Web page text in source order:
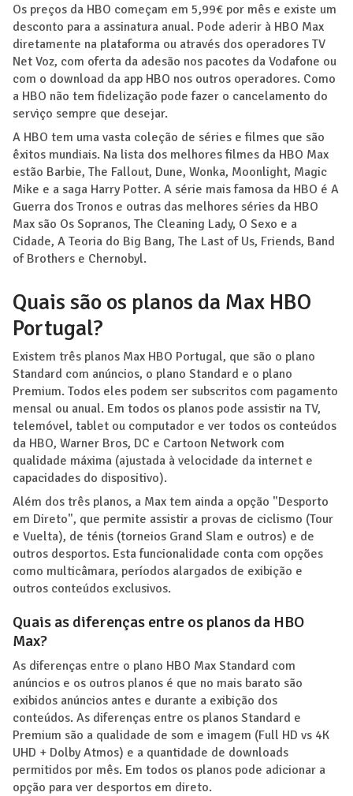
Os preços da HBO começam em 5,99€ por mês e existe um
desconto para a assinatura anual. Pode aderir à HBO Max
diretamente na plataforma ou através dos operadores TV
Net Voz, com oferta da adesão nos pacotes da Vodafone ou
com o download da app HBO nos outros operadores. Como
a HBO não tem fidelização pode fazer o cancelamento do
serviço sempre que desejar.
A HBO tem uma vasta coleção de séries e filmes que são
êxitos mundiais. Na lista dos melhores filmes da HBO Max
estão Barbie, The Fallout, Dune, Wonka, Moonlight, Magic
Mike e a saga Harry Potter. A série mais famosa da HBO é A
Guerra dos Tronos e outras das melhores séries da HBO
Max são Os Sopranos, The Cleaning Lady, O Sexo e a
Cidade, A Teoria do Big Bang, The Last of Us, Friends, Band
of Brothers e Chernobyl.
Quais são os planos da Max HBO
Portugal?
Existem três planos Max HBO Portugal, que são o plano
Standard com anúncios, o plano Standard e o plano
Premium. Todos eles podem ser subscritos com pagamento
mensal ou anual. Em todos os planos pode assistir na TV,
telemóvel, tablet ou computador e ver todos os conteúdos
da HBO, Warner Bros, DC e Cartoon Network com
qualidade máxima (ajustada à velocidade da internet e
capacidades do dispositivo).
Além dos três planos, a Max tem ainda a opção "Desporto
em Direto", que permite assistir a provas de ciclismo (Tour
e Vuelta), de ténis (torneios Grand Slam e outros) e de
outros desportos. Esta funcionalidade conta com opções
como multicâmara, períodos alargados de exibição e
outros conteúdos exclusivos.
Quais as diferenças entre os planos da HBO
Max?
As diferenças entre o plano HBO Max Standard com
anúncios e os outros planos é que no mais barato são
exibidos anúncios antes e durante a exibição dos
conteúdos. As diferenças entre os planos Standard e
Premium são a qualidade de som e imagem (Full HD vs 4K
UHD + Dolby Atmos) e a quantidade de downloads
permitidos por mês. Em todos os planos pode adicionar a
opção para ver desportos em direto.